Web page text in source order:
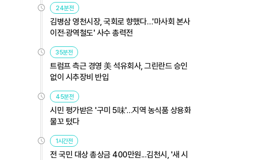
24분전
김병삼 영천시장, 국회로 향했다…'마사회 본사
이전·광역철도' 사수 총력전
35분전
트럼프 측근 경영 美 석유회사, 그린란드 승인
없이 시추장비 반입
45분전
시민 평가받은 '구미 5味'…지역 농식품 상용화
물꼬 텄다
1시간전
전 국민 대상 총상금 400만원...김천시, '새 시